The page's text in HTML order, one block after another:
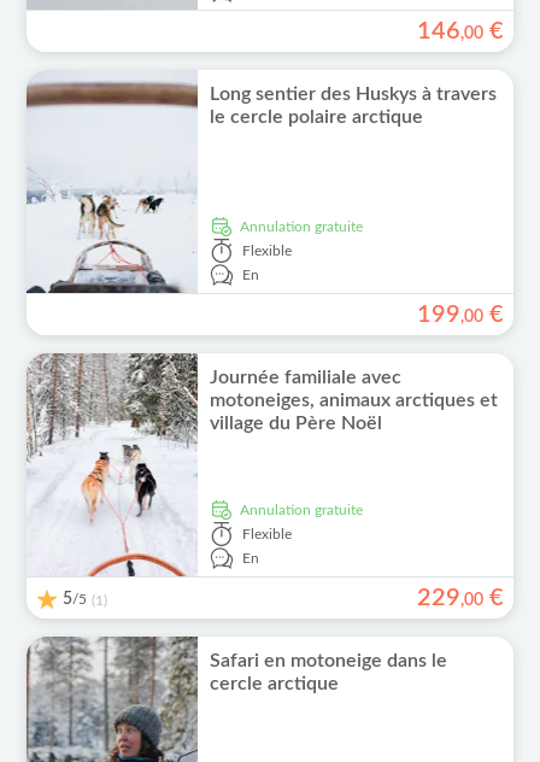
146,00 €
Long sentier des Huskys à travers
le cercle polaire arctique
Annulation gratuite
Flexible
En
199,00 €
Journée familiale avec
motoneiges, animaux arctiques et
village du Père Noël
Annulation gratuite
Flexible
En
5/5 (1) 229,00 €
Safari en motoneige dans le
cercle arctique